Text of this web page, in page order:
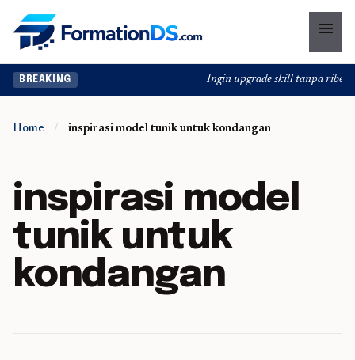
menu
BREAKING Ingin upgrade skill tanpa ribet?
Home / inspirasi model tunik untuk kondangan
inspirasi model
tunik untuk
kondangan